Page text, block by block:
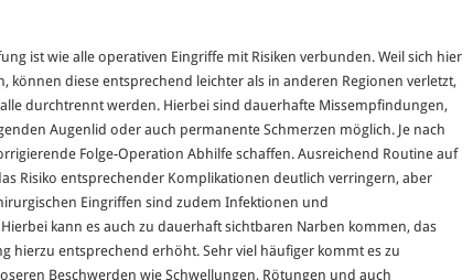
ist wie alle operativen Eingriffe mit Risiken verbunden. Weil sich hier
können diese entsprechend leichter als in anderen Regionen verletzt,
durchtrennt werden. Hierbei sind dauerhafte Missempfindungen,
Augenlid oder auch permanente Schmerzen möglich. Je nach
Folge-Operation Abhilfe schaffen. Ausreichend Routine auf
Risiko entsprechender Komplikationen deutlich verringern, aber
Eingriffen sind zudem Infektionen und
kann es auch zu dauerhaft sichtbaren Narben kommen, das
hierzu entsprechend erhöht. Sehr viel häufiger kommt es zu
Beschwerden wie Schwellungen, Rötungen und auch